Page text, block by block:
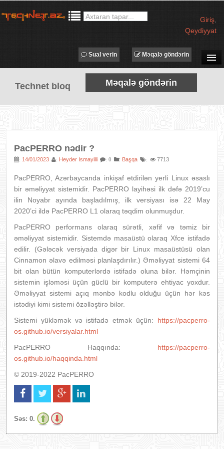
Giriş
Qeydiyyat
SUAL-CAVAB
TECHNET TV
MƏQALƏLƏR
IT LÜĞƏT
XƏBƏRLƏR
Məqalə göndərin
Sual verin
Technet bloq Məqalə göndərin
PacPERRO nədir ?
: 14/01/2023 : Heyder Ismayilli : 0 : Başqa : 7713
PacPERRO, Azərbaycanda inkişaf etdirilən yerli Linux əsaslı
bir əməliyyat sistemidir. PacPERRO layihəsi ilk dəfə 2019’cu
ilin Noyabr ayında başladılmış, ilk versiyası isə 22 May
2020’ci ildə PacPERRO L1 olaraq təqdim olunmuşdur.
PacPERRO performans olaraq sürətli, xəfif və təmiz bir
əməliyyat sistemidir. Sistemdə masaüstü olaraq Xfce istifadə
edilir. (Gələcək versiyada digər bir Linux masaüstüsü olan
Cinnamon əlavə edilməsi planlaşdırılır.) Əməliyyat sistemi 64
bit olan bütün komputerlərdə istifadə oluna bilər. Həmçinin
sistemin işləməsi üçün güclü bir komputerə ehtiyac yoxdur.
Əməliyyat sistemi açıq mənbə kodlu olduğu üçün hər kəs
istədiyi kimi sistemi özəlləştirə bilər.
Sistemi yükləmək və istifadə etmək üçün: https://pacperro-
os.github.io/versiyalar.html
PacPERRO Haqqında: https://pacperro-
os.github.io/haqqinda.html
© 2019-2022 PacPERRO
Səs: 0.